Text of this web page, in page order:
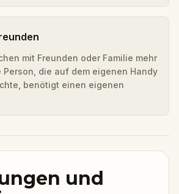
mit Freunden oder Familie mehr
Person, die auf dem eigenen Handy
benötigt einen eigenen
und